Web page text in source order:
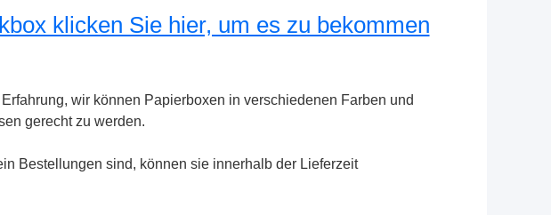
klicken Sie hier, um es zu bekommen
wir können Papierboxen in verschiedenen Farben und
gerecht zu werden.
Bestellungen sind, können sie innerhalb der Lieferzeit